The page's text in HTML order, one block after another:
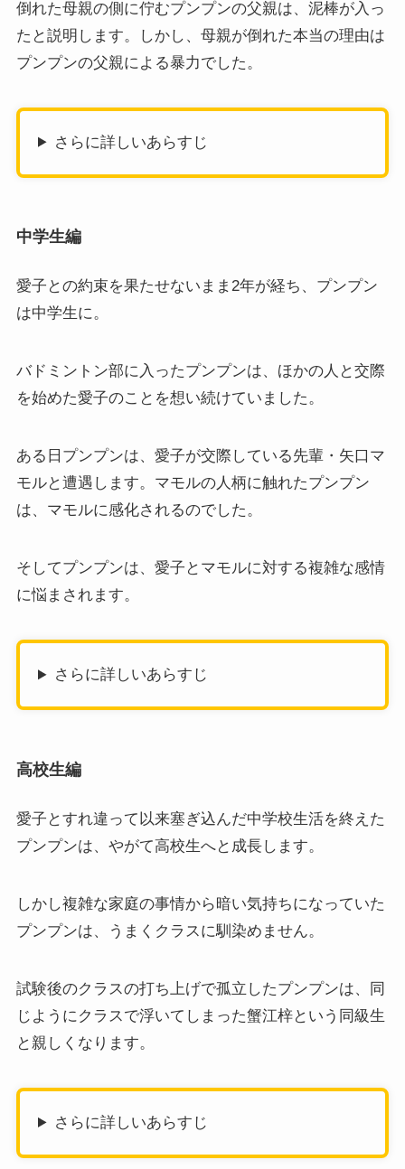
倒れた母親の側に佇むプンプンの父親は、泥棒が入っ
たと説明します。しかし、母親が倒れた本当の理由は
プンプンの父親による暴力でした。
さらに詳しいあらすじ
中学生編
愛子との約束を果たせないまま2年が経ち、プンプン
は中学生に。
バドミントン部に入ったプンプンは、ほかの人と交際
を始めた愛子のことを想い続けていました。
ある日プンプンは、愛子が交際している先輩・矢口マ
モルと遭遇します。マモルの人柄に触れたプンプン
は、マモルに感化されるのでした。
そしてプンプンは、愛子とマモルに対する複雑な感情
に悩まされます。
さらに詳しいあらすじ
高校生編
愛子とすれ違って以来塞ぎ込んだ中学校生活を終えた
プンプンは、やがて高校生へと成長します。
しかし複雑な家庭の事情から暗い気持ちになっていた
プンプンは、うまくクラスに馴染めません。
試験後のクラスの打ち上げで孤立したプンプンは、同
じようにクラスで浮いてしまった蟹江梓という同級生
と親しくなります。
さらに詳しいあらすじ